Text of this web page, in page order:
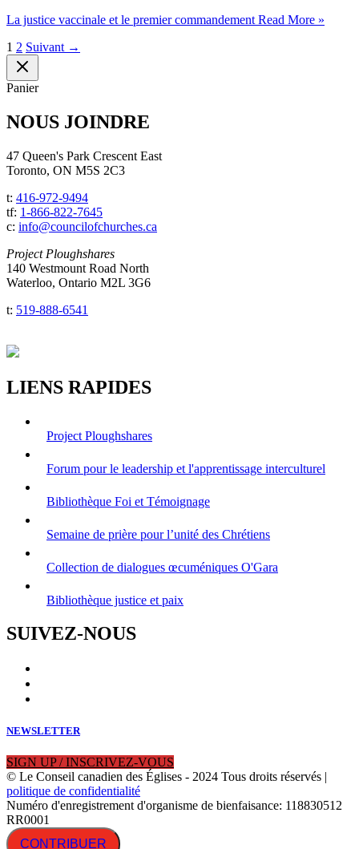
La justice vaccinale et le premier commandement Read More »
1 2 Suivant →
Panier
NOUS JOINDRE
47 Queen's Park Crescent East
Toronto, ON M5S 2C3
t: 416-972-9494
tf: 1-866-822-7645
c: info@councilofchurches.ca
Project Ploughshares
140 Westmount Road North
Waterloo, Ontario M2L 3G6
t: 519-888-6541
LIENS RAPIDES
Project Ploughshares
Forum pour le leadership et l'apprentissage interculturel
Bibliothèque Foi et Témoignage
Semaine de prière pour l’unité des Chrétiens
Collection de dialogues œcuméniques O'Gara
Bibliothèque justice et paix
SUIVEZ-NOUS
NEWSLETTER
SIGN UP / INSCRIVEZ-VOUS
© Le Conseil canadien des Églises - 2024 Tous droits réservés |
politique de confidentialité
Numéro d'enregistrement d'organisme de bienfaisance: 118830512
RR0001
CONTRIBUER